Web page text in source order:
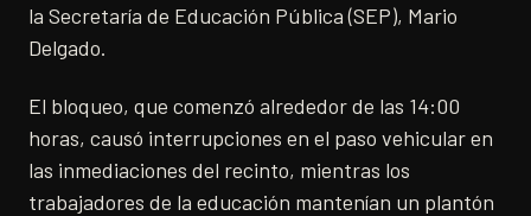
la Secretaría de Educación Pública (SEP), Mario
Delgado.
El bloqueo, que comenzó alrededor de las 14:00
horas, causó interrupciones en el paso vehicular en
las inmediaciones del recinto, mientras los
trabajadores de la educación mantenían un plantón